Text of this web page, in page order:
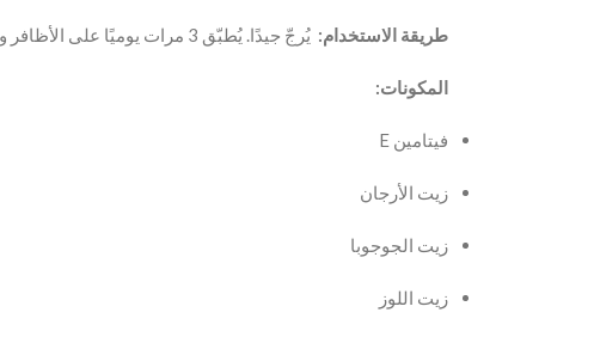
طريقة الاستخدام: يُرجّ جيدًا. يُطبّق 3 مرات يوميًا على الأظافر والجلد المحيط بها، ويُترك حتى يمتصه الجلد.
المكونات:
فيتامين E
زيت الأرجان
زيت الجوجوبا
زيت اللوز